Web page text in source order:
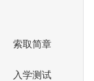
索取简章
入学测试